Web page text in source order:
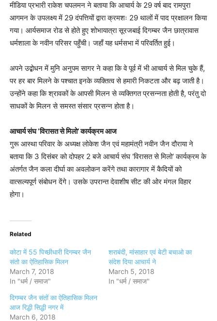
मीडिया प्रभारी राकेश चपलमन ने बताया कि आचार्य के 29 वर्ष बाद रामपुरा
आगमन के उपलक्ष्य में 29 दंपत्तियों द्वारा क्रमशः 29 थालों में पाद प्रक्षालन किया
गया। आर्यसमाज रोड से होते हुए शोभायात्रा सूरजबाई दिगम्बर जैन छात्रावास
धर्मशाला के नवीन परिसर पहुँची। जहाँ यह धर्मसभा में परिवर्तित हुई।
अपने उद्बोधन में मुनि अनुपम सागर ने कहा कि वे पूर्व में भी आचार्य से मिल चुके हैं,
पर हर बार मिलने के पश्चात इनके व्यक्तित्व से हमारी निकटता और बढ़ जाती है।
उन्होंने कहा कि श्रावकों के आपसी मिलन से व्यक्तिगत प्रसन्नता होती है, परंतु दो
साधकों के मिलन से समस्त संसार प्रसन्न होता है।
आचार्य संघ ‘विरासत से मिलो’ कार्यक्रम आज
गुरू आस्था परिवार के अध्यक्ष लोकेश जैन एवं महामंत्री नवीन जैन दौराया ने
बताया कि 3 दिसंबर को दोपहर 2 बजे आचार्य संघ ‘विरासत से मिलो’ कार्यक्रम के
अंतर्गत जैन कला दीर्घा का अवलोकन करेंगे तथा कारागार में कैदियों को
वात्सल्यपूर्ण संबोधन देंगे। उसके उपरान्त देवाशीष सीट की ओर मंगल विहार
होगा।
Related
कोटा में 55 पिच्छीधारी दिगम्बर जैन
संतो का ऐतिहासिक मिलन
March 7, 2018
In "धर्म / समाज"
शराबंदी, मांसाहार एवं बेटी बचाओ का
संदेश दिया आचार्य ने
March 5, 2018
In "धर्म / समाज"
दिगम्बर जैन संतों का ऐतिहासिक मिलन
आज रिद्धी सिद्धी नगर में
March 6, 2018